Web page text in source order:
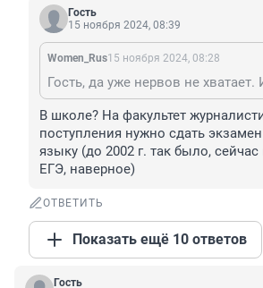
Гость
15 ноября 2024, 08:39
Women_Rus15 ноября 2024, 08:28
В школе? На факультет
поступления нужно сдать
языку (до 2002 г. так было, сейчас
ЕГЭ, наверное)
ОТВЕТИТЬ
Показать ещё 10 ответов
Гость